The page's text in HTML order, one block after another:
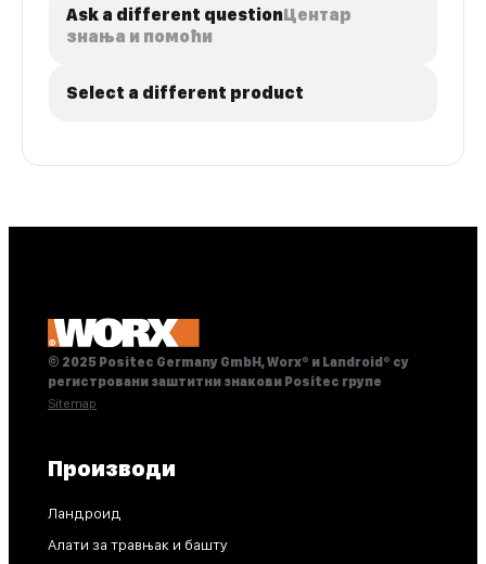
Ask a different questionЦентар
знања и помоћи
Select a different product
© 2025 Positec Germany GmbH, Worx® и Landroid® су
регистровани заштитни знакови Positec групе
Sitemap
Производи
Ландроид
Алати за травњак и башту